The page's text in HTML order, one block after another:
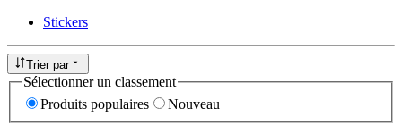
Stickers
Trier par
Sélectionner un classement
Produits populaires
Nouveau